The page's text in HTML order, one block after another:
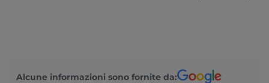
Alcune informazioni sono fornite da: